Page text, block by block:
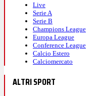
Live
Serie A
Serie B
Champions League
Europa League
Conference League
Calcio Estero
Calciomercato
ALTRI SPORT